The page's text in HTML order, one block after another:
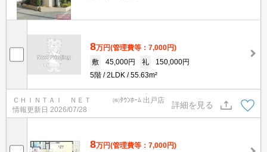
8万円(管理費等：7,000円)
敷
45,000円 礼
150,000円
5階
2LDK 55.63m²
ＣＨＩＮＴＡＩ ＮＥＴ ㈱ﾀｳﾝﾎｰﾑ 出戸店
情報更新日 2026/07/28
詳細を見る
8万円(管理費等：7,000円)